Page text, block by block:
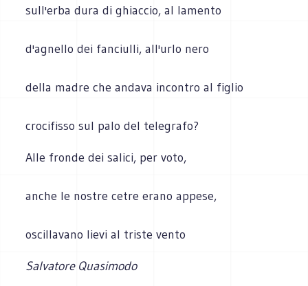
sull'erba dura di ghiaccio, al lamento
d'agnello dei fanciulli, all'urlo nero
della madre che andava incontro al figlio
crocifisso sul palo del telegrafo?
Alle fronde dei salici, per voto,
anche le nostre cetre erano appese,
oscillavano lievi al triste vento
Salvatore Quasimodo